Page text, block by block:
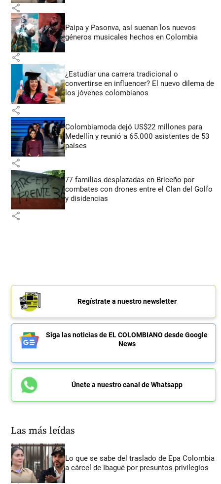
share
Paipa y Pasonva, así suenan los nuevos
géneros musicales hechos en Colombia
share
¿Estudiar una carrera tradicional o
convertirse en influencer? El nuevo dilema de
los jóvenes colombianos
share
Colombiamoda dejó US$22 millones para
Medellín y reunió a 65.000 asistentes de 53
países
share
77 familias desplazadas en Briceño por
combates con drones entre el Clan del Golfo
y disidencias
share
Regístrate a nuestro newsletter
Siga las noticias de EL COLOMBIANO desde Google
News
Únete a nuestro canal de Whatsapp
Las más leídas
Lo que se sabe del traslado de Epa Colombia
a cárcel de Ibagué por presuntos privilegios